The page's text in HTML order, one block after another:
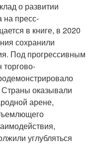
о развитии
на пресс-
в книге, в 2020
сохранили
Под прогрессивным
торгово-
оказывали
арене,
углубляться